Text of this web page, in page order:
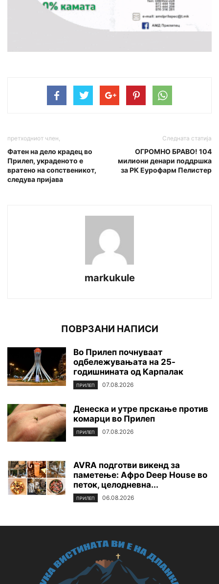
претходниот член,
Фатен на дело крадец во
Прилеп, украденото е
вратено на сопственикот,
следува пријава
Следната статија
ОГРОМНО БРАВО! 104
милиони денари поддршка
за РК Еурофарм Пелистер
markukule
ПОВРЗАНИ НАПИСИ
Во Прилеп почнуваат
одбележувањата на 25-
годишнината од Карпалак
ПРИЛЕП 07.08.2026
Денеска и утре прскање против
комарци во Прилеп
ПРИЛЕП 07.08.2026
AVRA подготви викенд за
паметење: Афро Deep House во
петок, целодневна...
ПРИЛЕП 06.08.2026